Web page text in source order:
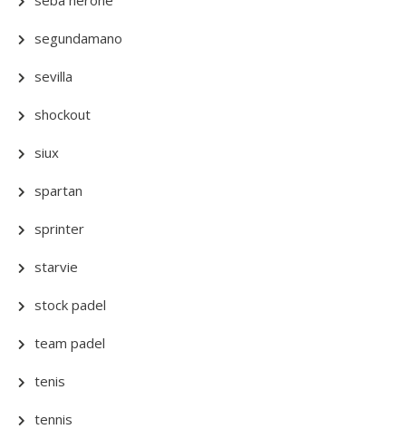
segundamano
sevilla
shockout
siux
spartan
sprinter
starvie
stock padel
team padel
tenis
tennis